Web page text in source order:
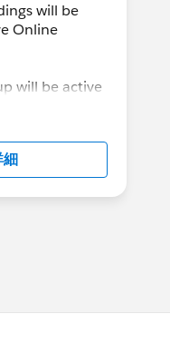
will be
Online
will be active
細